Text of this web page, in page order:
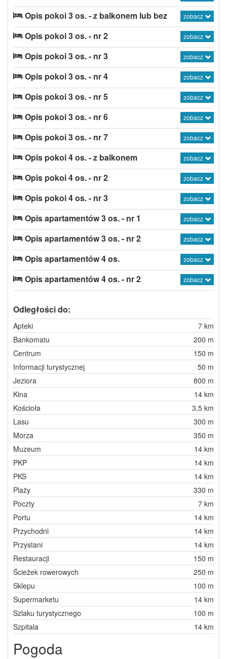
Opis pokoi 3 os. - z balkonem lub bez
zobacz
Opis pokoi 3 os. - nr 2 zobacz
Opis pokoi 3 os. - nr 3 zobacz
Opis pokoi 3 os. - nr 4 zobacz
Opis pokoi 3 os. - nr 5 zobacz
Opis pokoi 3 os. - nr 6 zobacz
Opis pokoi 3 os. - nr 7 zobacz
Opis pokoi 4 os. - z balkonem zobacz
Opis pokoi 4 os. - nr 2 zobacz
Opis pokoi 4 os. - nr 3 zobacz
Opis apartamentów 3 os. - nr 1 zobacz
Opis apartamentów 3 os. - nr 2 zobacz
Opis apartamentów 4 os. zobacz
Opis apartamentów 4 os. - nr 2 zobacz
Odległości do:
Apteki
7 km
Bankomatu
200 m
Centrum
150 m
Informacji turystycznej
50 m
Jeziora
800 m
Kina
14 km
Kościoła
3,5 km
Lasu
300 m
Morza
350 m
Muzeum
14 km
PKP
14 km
PKS
14 km
Plaży
330 m
Poczty
7 km
Portu
14 km
Przychodni
14 km
Przystani
14 km
Restauracji
150 m
Ścieżek rowerowych
250 m
Sklepu
100 m
Supermarketu
14 km
Szlaku turystycznego
100 m
Szpitala
14 km
Pogoda